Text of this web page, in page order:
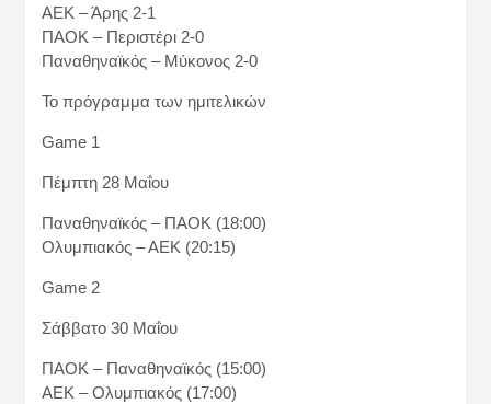
ΑΕΚ – Άρης 2-1
ΠΑΟΚ – Περιστέρι 2-0
Παναθηναϊκός – Μύκονος 2-0
Το πρόγραμμα των ημιτελικών
Game 1
Πέμπτη 28 Μαΐου
Παναθηναϊκός – ΠΑΟΚ (18:00)
Ολυμπιακός – ΑΕΚ (20:15)
Game 2
Σάββατο 30 Μαΐου
ΠΑΟΚ – Παναθηναϊκός (15:00)
ΑΕΚ – Ολυμπιακός (17:00)